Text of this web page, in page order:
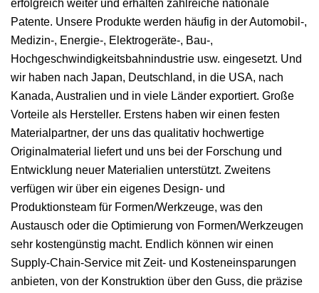
erfolgreich weiter und erhalten zahlreiche nationale
Patente. Unsere Produkte werden häufig in der Automobil-,
Medizin-, Energie-, Elektrogeräte-, Bau-,
Hochgeschwindigkeitsbahnindustrie usw. eingesetzt. Und
wir haben nach Japan, Deutschland, in die USA, nach
Kanada, Australien und in viele Länder exportiert. Große
Vorteile als Hersteller. Erstens haben wir einen festen
Materialpartner, der uns das qualitativ hochwertige
Originalmaterial liefert und uns bei der Forschung und
Entwicklung neuer Materialien unterstützt. Zweitens
verfügen wir über ein eigenes Design- und
Produktionsteam für Formen/Werkzeuge, was den
Austausch oder die Optimierung von Formen/Werkzeugen
sehr kostengünstig macht. Endlich können wir einen
Supply-Chain-Service mit Zeit- und Kosteneinsparungen
anbieten, von der Konstruktion über den Guss, die präzise